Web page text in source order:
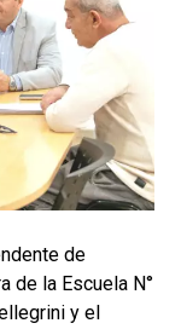
de
de la Escuela N°
y el